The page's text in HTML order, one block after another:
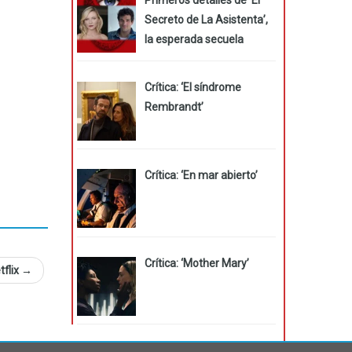
→
Secreto de La Asistenta’,
la esperada secuela
Crítica: ‘El síndrome
Rembrandt’
Crítica: ‘En mar abierto’
Crítica: ‘Mother Mary’